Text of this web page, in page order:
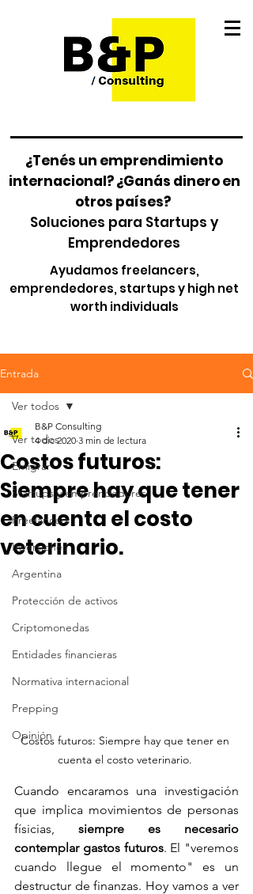
¿Tenés un emprendimiento
internacional? ¿Ganás dinero en
otros países?
Soluciones para Startups y
Emprendedores
Ayudamos freelancers,
emprendedores, startups y high net
worth individuals
Entrada
Ver todos
Emigrar
Startups y emprendedores
Freelancers
Inversiones
Argentina
Protección de activos
Criptomonedas
Entidades financieras
Normativa internacional
Prepping
Opinión
Ver todos
Costos futuros:
Siempre hay que tener
en cuenta el costo
veterinario.
B&P Consulting
4 dic 2020 3 min de lectura
Costos futuros: Siempre hay que tener en
cuenta el costo veterinario.
Cuando encaramos una investigación
que implica movimientos de personas
físicias, siempre es necesario
contemplar gastos futuros. El "veremos
cuando llegue el momento" es un
destructur de finanzas. Hoy vamos a ver